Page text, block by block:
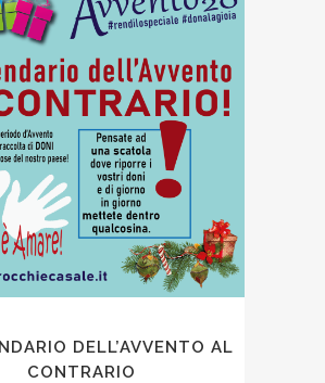
DELL’AVVENTO AL
CONTRARIO